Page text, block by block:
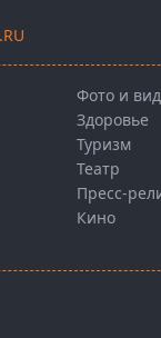
Фото и
Здоровье
Туризм
Театр
Пресс-
Кино